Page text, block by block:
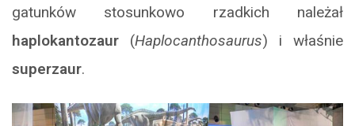
gatunków stosunkowo rzadkich należał
haplokantozaur (Haplocanthosaurus) i właśnie
superzaur.